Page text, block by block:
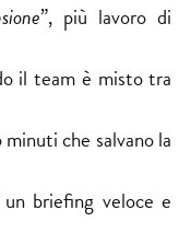
”, più lavoro di
il team è misto tra
minuti che salvano la
briefing veloce e